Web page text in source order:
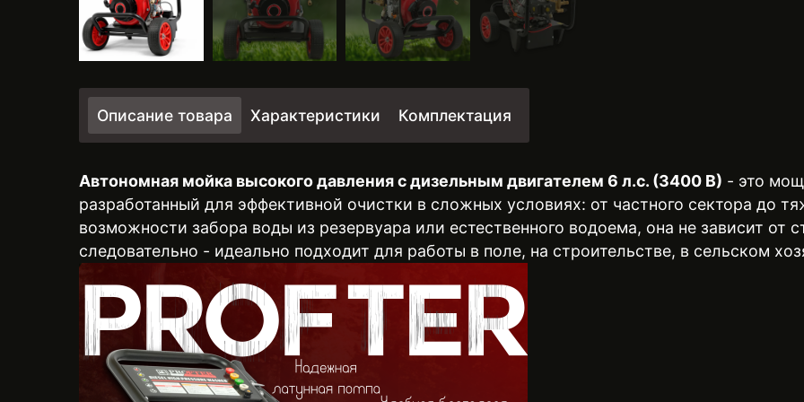
Описание товара Характеристики Комплектация
Автономная мойка высокого давления с дизельным двигателем 6 л.с. (3400 В) - это
разработанный для эффективной очистки в сложных условиях: от частного сектора до
возможности забора воды из резервуара или естественного водоема, она не зависит от
следовательно - идеально подходит для работы в поле, на строительстве, в сельском